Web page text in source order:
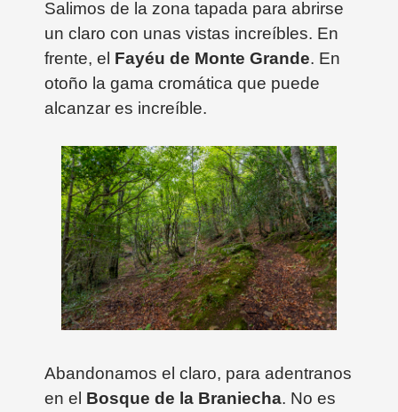
Salimos de la zona tapada para abrirse
un claro con unas vistas increíbles. En
frente, el Fayéu de Monte Grande. En
otoño la gama cromática que puede
alcanzar es increíble.
Abandonamos el claro, para adentranos
en el Bosque de la Braniecha. No es